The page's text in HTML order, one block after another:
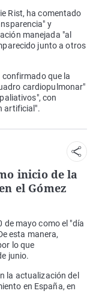
Rist, ha comentado
y
manejada "al
junto a otros
que la
cardiopulmonar"
con
artificial".
inicio de la
el Gómez
de mayo como el "día
esta manera,
lo que
junio.
la actualización del
en España, en